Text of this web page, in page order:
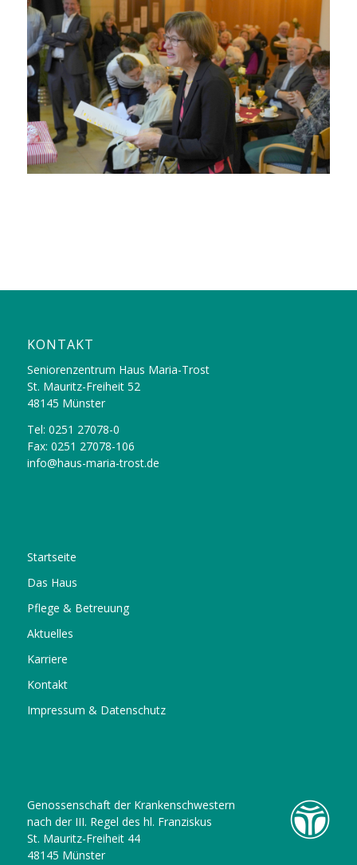
KONTAKT
Seniorenzentrum Haus Maria-Trost
St. Mauritz-Freiheit 52
48145 Münster
Tel: 0251 27078-0
Fax: 0251 27078-106
info@haus-maria-trost.de
Startseite
Das Haus
Pflege & Betreuung
Aktuelles
Karriere
Kontakt
Impressum & Datenschutz
Genossenschaft der Krankenschwestern
nach der III. Regel des hl. Franziskus
St. Mauritz-Freiheit 44
48145 Münster